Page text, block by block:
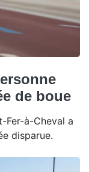
de boue
Fer-à-Cheval a
disparue.